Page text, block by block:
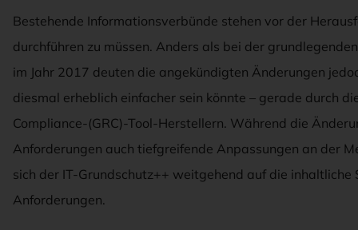
Bestehende Informationsverbünde stehen vor der
durchführen zu müssen. Anders als bei der
im Jahr 2017 deuten die angekündigten Änderungen
diesmal erheblich einfacher sein könnte – gerade durch
Compliance-(GRC)-Tool-Herstellern. Während die
Anforderungen auch tiefgreifende Anpassungen an der
sich der IT-Grundschutz++ weitgehend auf die
Anforderungen.